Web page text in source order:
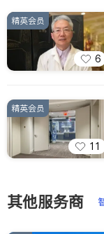
养老
泌尿
不孕
医生-
County
6
精英会员
11
精英会员
其他服务商